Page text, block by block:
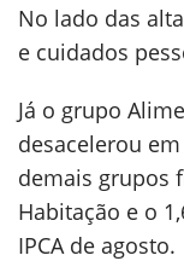
No lado das
e cuidados
Já o grupo
desacelerou
demais grupos
Habitação e o
IPCA de agosto.